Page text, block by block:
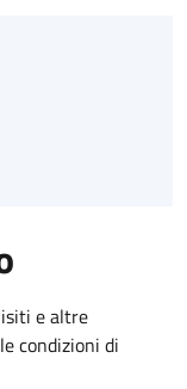
e altre
condizioni di